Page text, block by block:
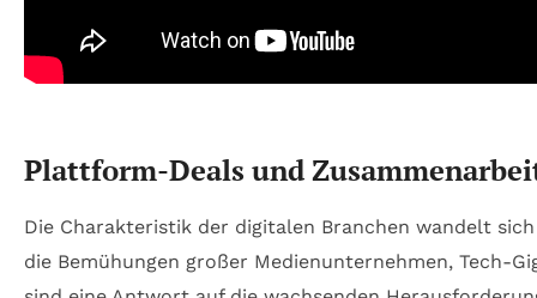
Plattform-Deals und
Die Charakteristik der digitalen Branchen wandelt
die Bemühungen großer Medienunternehmen, Tech-